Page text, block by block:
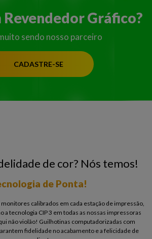
Revendedor Gráfico?
sendo nosso parceiro
CADASTRE-SE
de cor? Nós temos!
de Ponta!
calibrados em cada estação de impressão,
a tecnologia CIP 3 em todas as nossas impressoras
não violão! Guilhotinas computadorizadas com
fidelidade no acabamento e a felicidade de